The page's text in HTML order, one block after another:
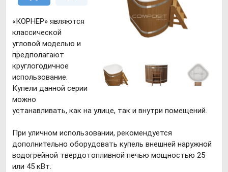
«КОРНЕР» являются
классической
угловой моделью и
предполагают
круглогодичное
использование.
Купели данной серии
можно
устанавливать, как на улице, так и внутри помещений.
При уличном использовании, рекомендуется
дополнительно оборудовать купель внешней наружной
водогрейной твердотопливной печью мощностью 25
или 45 кВт.